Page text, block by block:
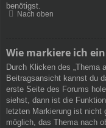
benötigst.
Nach oben
Wie markiere ich
Durch Klicken des „Thema
Beitragsansicht kannst du
erste Seite des Forums
siehst, dann ist die
letzten Markierung ist nicht
möglich, das Thema nach